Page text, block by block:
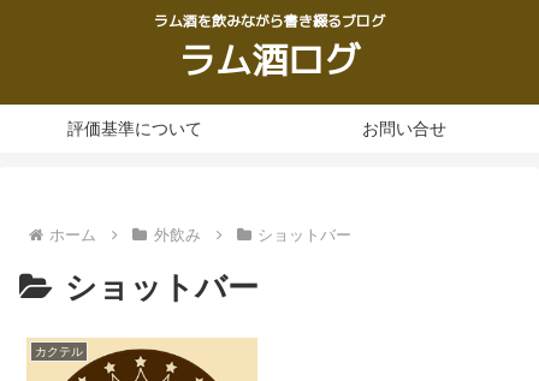
ラム酒を飲みながら書き綴るブログ
ラム酒ログ
評価基準について お問い合せ
ホーム 外飲み ショットバー
ショットバー
カクテル